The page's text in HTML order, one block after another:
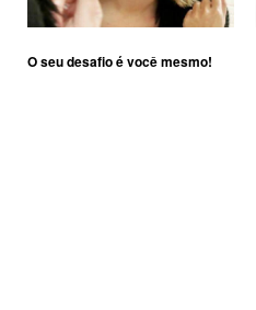
O seu desafio é você mesmo!